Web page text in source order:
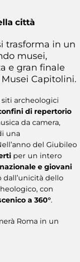
città
trasforma in un
musei,
e gran finale
Capitolini.
siti archeologici
di repertorio
da camera,
una
del Giubileo
per un intero
e giovani
dello
con
a 360°.
Roma in un